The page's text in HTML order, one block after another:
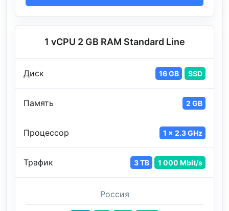
1 vCPU 2 GB RAM Standard Line
Диск 16 GB SSD
Память 2 GB
Процессор 1 x 2.3 GHz
Трафик 3 TB 1 000 Mbit/s
Россия